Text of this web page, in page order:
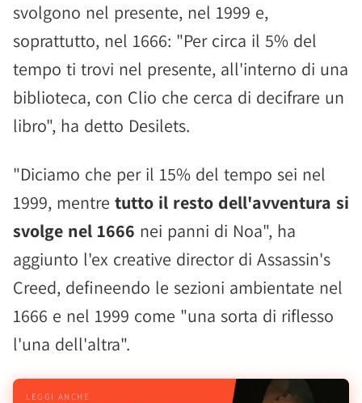
svolgono nel presente, nel 1999 e,
soprattutto, nel 1666: "Per circa il 5% del
tempo ti trovi nel presente, all'interno di una
biblioteca, con Clio che cerca di decifrare un
libro", ha detto Desilets.
"Diciamo che per il 15% del tempo sei nel
1999, mentre tutto il resto dell'avventura si
svolge nel 1666 nei panni di Noa", ha
aggiunto l'ex creative director di Assassin's
Creed, defineendo le sezioni ambientate nel
1666 e nel 1999 come "una sorta di riflesso
l'una dell'altra".